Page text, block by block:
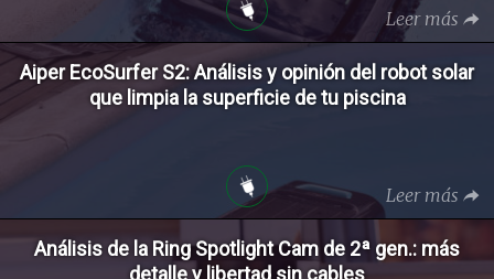
Leer más
Aiper EcoSurfer S2: Análisis y opinión del robot solar
que limpia la superficie de tu piscina
Leer más
Análisis de la Ring Spotlight Cam de 2ª gen.: más